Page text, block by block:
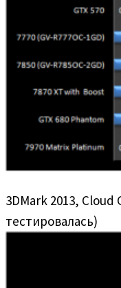
3DMark 2013,
тестировалась)